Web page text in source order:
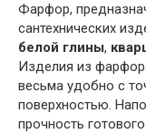
Фарфор,
сантехнических
белой глины,
Изделия из
весьма удобно с
поверхностью.
прочность